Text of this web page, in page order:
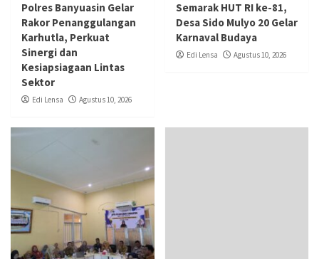
Polres Banyuasin Gelar
Rakor Penanggulangan
Karhutla, Perkuat
Sinergi dan
Kesiapsiagaan Lintas
Sektor
Edi Lensa Agustus 10, 2026
Semarak HUT RI ke-81,
Desa Sido Mulyo 20 Gelar
Karnaval Budaya
Edi Lensa Agustus 10, 2026